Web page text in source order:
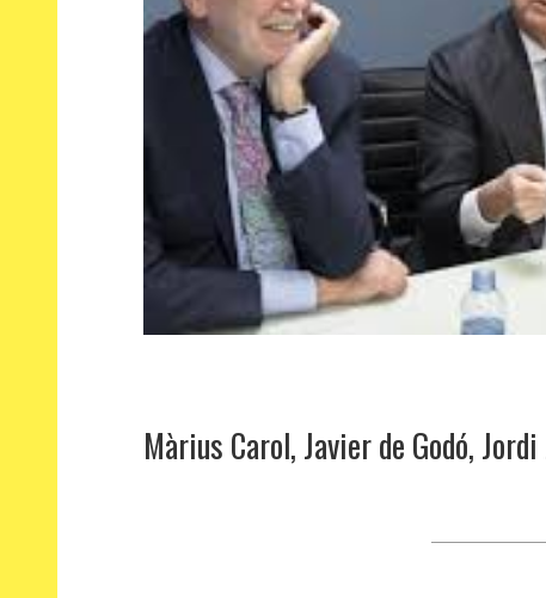
Màrius Carol, Javier de Godó,